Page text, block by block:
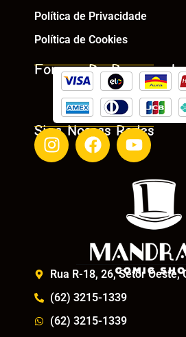
Política de Privacidade
Política de Cookies
Formas De Pagamento
Siga Nossas Redes
Rua R-18, 26, Setor Oeste,
(62) 3215-1339
(62) 3215-1339